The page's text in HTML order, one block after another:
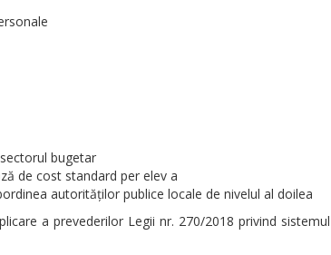
bugetar
de cost standard per elev a
autorităților publice locale de nivelul al doilea
a prevederilor Legii nr. 270/2018 privind sistemul